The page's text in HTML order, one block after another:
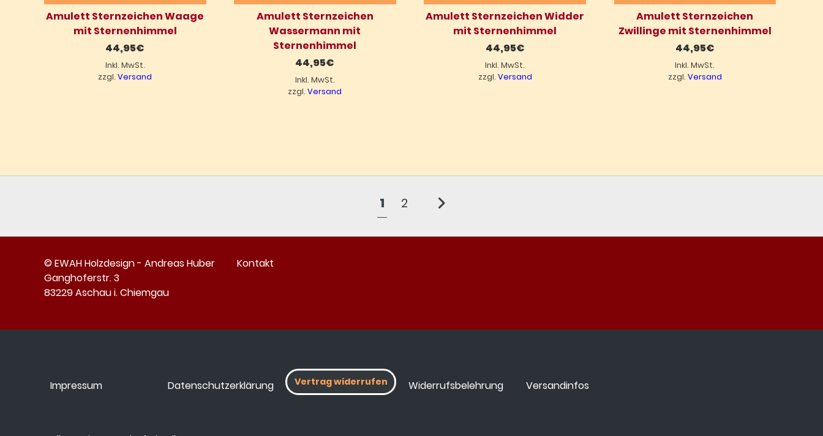
Amulett Sternzeichen Waage
mit Sternenhimmel
44,95€
Inkl. MwSt.
zzgl.Versand
Amulett Sternzeichen
Wassermann mit
Sternenhimmel
44,95€
Inkl. MwSt.
zzgl.Versand
Amulett Sternzeichen Widder
mit Sternenhimmel
44,95€
Inkl. MwSt.
zzgl. Versand
Amulett Sternzeichen
Zwillinge mit Sternenhimmel
44,95€
Inkl. MwSt.
zzgl. Versand
1 2
© EWAH Holzdesign - Andreas Huber
Ganghoferstr. 3
83229 Aschau i. Chiemgau
Kontakt
Impressum Datenschutzerklärung Vertrag widerrufen Widerrufsbelehrung Versandinfos